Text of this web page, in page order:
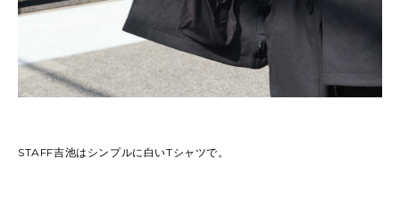
STAFF吉池はシンプルに白いTシャツで。